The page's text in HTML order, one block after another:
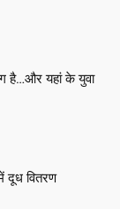
है…और यहां के युवा
दूध वितरण